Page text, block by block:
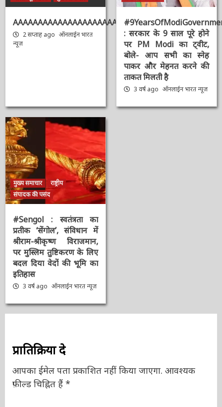
भारत न्यूज़ डेस्क मुख्य समाचार
AAAAAAAAAAAAAAAAAAAAAAAAAAAAAAAAA
संपादक की पसंद
: सरकार के 9 साल पूरे होने
पर PM Modi का ट्वीट,
बोले- आप सभी का स्नेह
पाकर और मेहनत करने की
संपादक की पसंद
#Sengol : स्वतंत्रता का
प्रतीक ‘सेंगोल’, संविधान में
श्रीराम-श्रीकृष्ण विराजमान,
पर मुस्लिम तुष्टिकरण के
लिए बदल दिया वेदों की भूमि
प्रातिक्रिया दे